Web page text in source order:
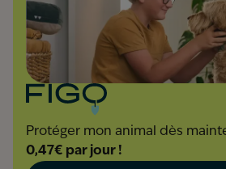
Protéger mon animal dès
0,47€ par jour !